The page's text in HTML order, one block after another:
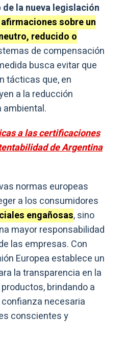
la nueva legislación
sobre un
reducido o
de compensación
busca evitar que
tácticas que, en
a la reducción
ambiental.
a las certificaciones
de Argentina
normas europeas
a los consumidores
engañosas, sino
mayor responsabilidad
las empresas. Con
Europea establece un
la transparencia en la
brindando a
necesaria
conscientes y